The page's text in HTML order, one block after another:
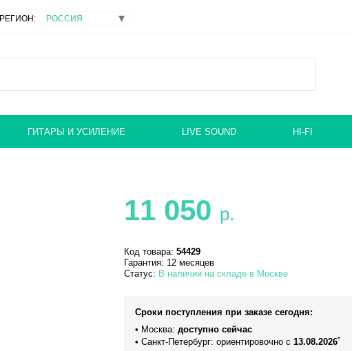
РЕГИОН:
ГИТАРЫ И УСИЛЕНИЕ LIVE SOUND HI-FI
11 050 р.
Код товара: 54429
Гарантия: 12 месяцев
Статус: В наличии на складе в Москве
Сроки поступления при заказе сегодня:
• Москва: доступно сейчас
• Санкт-Петербург: ориентировочно с 13.08.2026*